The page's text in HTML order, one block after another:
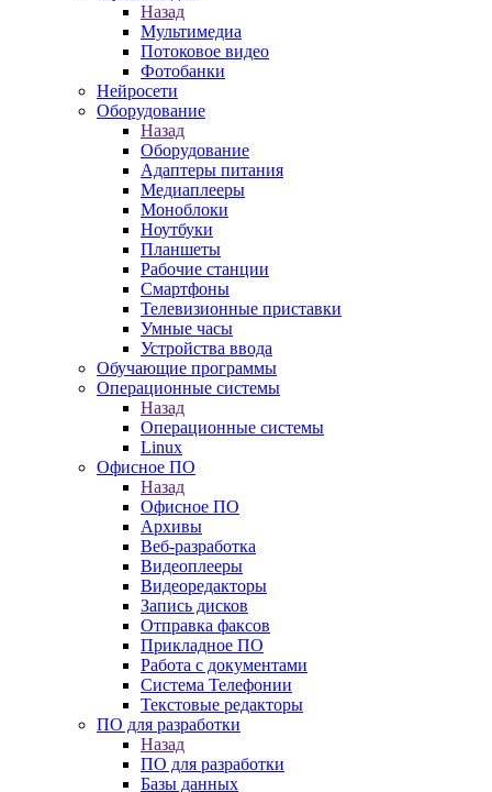
Назад
Мультимедиа
Потоковое видео
Фотобанки
Нейросети
Оборудование
Назад
Оборудование
Адаптеры питания
Медиаплееры
Моноблоки
Ноутбуки
Планшеты
Рабочие станции
Смартфоны
Телевизионные приставки
Умные часы
Устройства ввода
Обучающие программы
Операционные системы
Назад
Операционные системы
Linux
Офисное ПО
Назад
Офисное ПО
Архивы
Веб-разработка
Видеоплееры
Видеоредакторы
Запись дисков
Отправка факсов
Прикладное ПО
Работа с документами
Система Телефонии
Текстовые редакторы
ПО для разработки
Назад
ПО для разработки
Базы данных